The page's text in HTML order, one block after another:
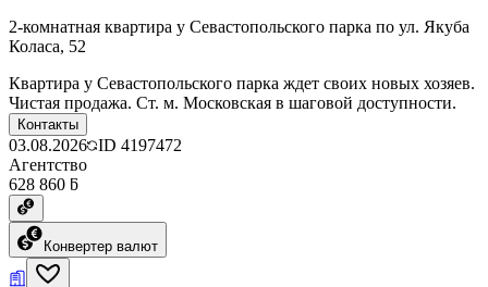
2-комнатная квартира у Севастопольского парка по ул. Якуба
Коласа, 52
Квартира у Севастопольского парка ждет своих новых хозяев.
Чистая продажа. Ст. м. Московская в шаговой доступности.
Контакты
03.08.2026 ID 4197472
Агентство
628 860 ƃ
Конвертер валют